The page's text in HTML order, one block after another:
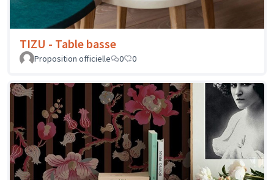
TIZU - Table basse
Proposition officielle 0 0